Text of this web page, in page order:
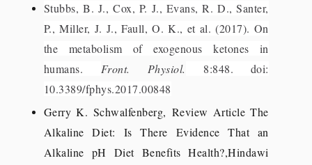
Stubbs, B. J., Cox, P. J., Evans, R. D., Santer,
P., Miller, J. J., Faull, O. K., et al. (2017). On
the metabolism of exogenous ketones in
humans. Front. Physiol.
8:848. doi:
10.3389/fphys.2017.00848
Gerry K. Schwalfenberg, Review Article The
Alkaline Diet: Is There Evidence That an
Alkaline pH Diet Benefits Health?,Hindawi